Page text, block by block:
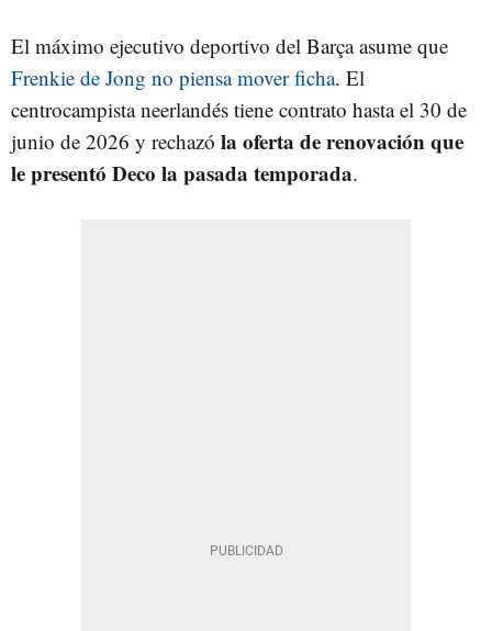
El máximo ejecutivo deportivo del Barça asume que
Frenkie de Jong no piensa mover ficha. El
centrocampista neerlandés tiene contrato hasta el 30 de
junio de 2026 y rechazó la oferta de renovación que
le presentó Deco la pasada temporada.